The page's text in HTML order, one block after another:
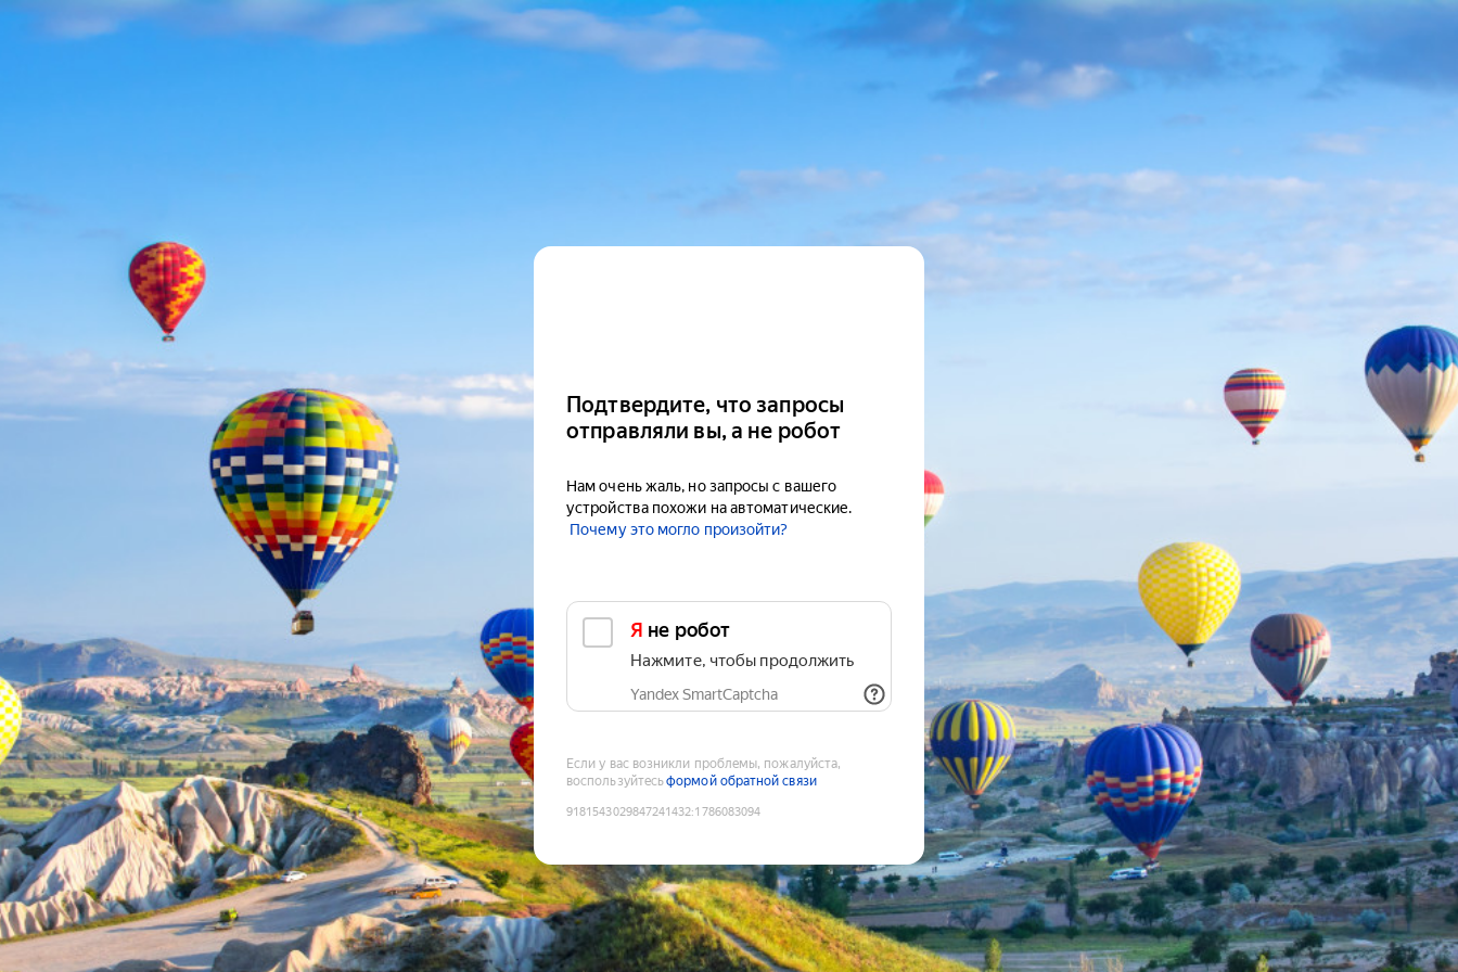
Подтвердите, что запросы
отправляли вы, а не робот
Нам очень жаль, но запросы с вашего
устройства похожи на автоматические.
Почему это могло произойти?
Я не робот
Нажмите, чтобы продолжить
Yandex SmartCaptcha
Если у вас возникли проблемы, пожалуйста,
воспользуйтесьформой обратной связи
9181543029847241432:1786083094